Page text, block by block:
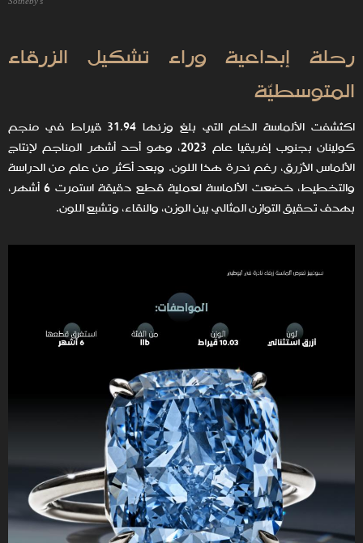
رحلة إبداعية وراء تشكيل الزرقاء
المتوسطيّة
اكتُشفت الألماسة الخام التي بلغ وزنها 31.94 قيراط في منجم
كولينان بجنوب إفريقيا عام 2023، وهو أحد أشهر المناجم لإنتاج
الألماس الأزرق، رغم ندرة هذا اللون. وبعد أكثر من عام من الدراسة
والتخطيط، خضعت الألماسة لعملية قطع دقيقة استمرت 6 أشهر،
بهدف تحقيق التوازن المثالي بين الوزن، والنقاء، وتشبع اللون.